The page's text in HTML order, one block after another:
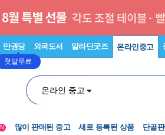
만권당
첫달무료
외국도서 알라딘굿즈 온라인중고
온라인 중고
N 많이 판매된 중고 새로 등록된 상품 단골